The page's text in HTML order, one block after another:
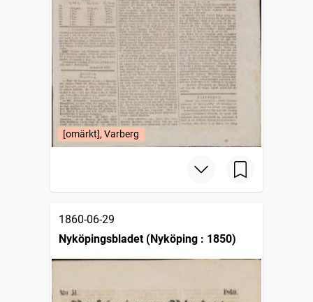
[omärkt], Varberg
1860-06-29
Nyköpingsbladet (Nyköping : 1850)